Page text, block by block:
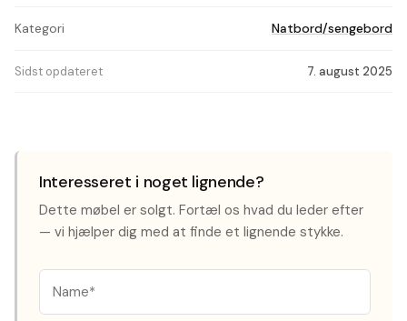
Kategori Natbord/sengebord
Sidst opdateret 7. august 2025
Interesseret i noget lignende?
Dette møbel er solgt. Fortæl os hvad du leder efter
— vi hjælper dig med at finde et lignende stykke.